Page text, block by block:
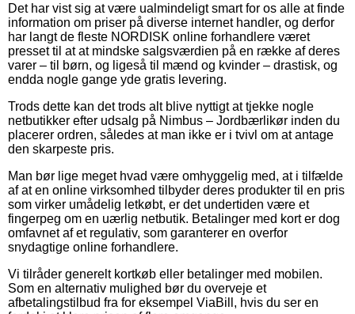
Det har vist sig at være ualmindeligt smart for os alle at finde
information om priser på diverse internet handler, og derfor
har langt de fleste NORDISK online forhandlere været
presset til at at mindske salgsværdien på en række af deres
varer – til børn, og ligeså til mænd og kvinder – drastisk, og
endda nogle gange yde gratis levering.
Trods dette kan det trods alt blive nyttigt at tjekke nogle
netbutikker efter udsalg på Nimbus – Jordbærlikør inden du
placerer ordren, således at man ikke er i tvivl om at antage
den skarpeste pris.
Man bør lige meget hvad være omhyggelig med, at i tilfælde
af at en online virksomhed tilbyder deres produkter til en pris
som virker umådelig letkøbt, er det undertiden være et
fingerpeg om en uærlig netbutik. Betalinger med kort er dog
omfavnet af et regulativ, som garanterer en overfor
snydagtige online forhandlere.
Vi tilråder generelt kortkøb eller betalinger med mobilen.
Som en alternativ mulighed bør du overveje et
afbetalingstilbud fra for eksempel ViaBill, hvis du ser en